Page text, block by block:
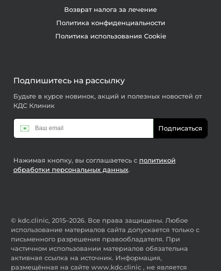
Возврат налога за лечение
Политика конфиденциальности
Политика использования Cookie
Подпишитесь на рассылку
Будьте в курсе новинок, акций и полезных новостей от
КДС Клиник
✉️ Подписаться
Нажимая кнопку, вы соглашаетесь с политикой
обработки персональных данных.
© kdc.clinic, 2015–2026. Все права защищены. Любое
использование материалов сайта допускается только с
письменного разрешения правообладателя. При
частичном использовании материалов обязательна
активная ссылка на источник. Информация,
размещённая на сайте www.kdc.clinic , не является